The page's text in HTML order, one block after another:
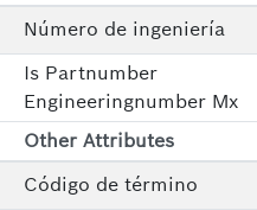
Número de ingeniería
Is Partnumber
Engineeringnumber Mx
Other Attributes
Código de término